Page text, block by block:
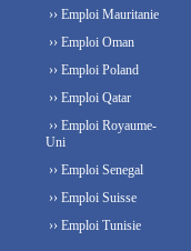
›› Emploi Mauritanie
›› Emploi Oman
›› Emploi Poland
›› Emploi Qatar
›› Emploi Royaume-
Uni
›› Emploi Senegal
›› Emploi Suisse
›› Emploi Tunisie